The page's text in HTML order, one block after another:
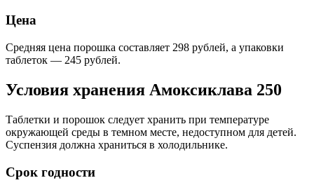
Цена
Средняя цена порошка составляет 298 рублей, а упаковки
таблеток — 245 рублей.
Условия хранения Амоксиклава 250
Таблетки и порошок следует хранить при температуре
окружающей среды в темном месте, недоступном для детей.
Суспензия должна храниться в холодильнике.
Срок годности